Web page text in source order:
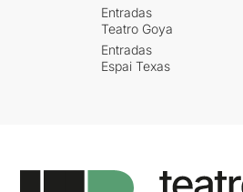
Entradas
Teatro Goya
Entradas
Espai Texas